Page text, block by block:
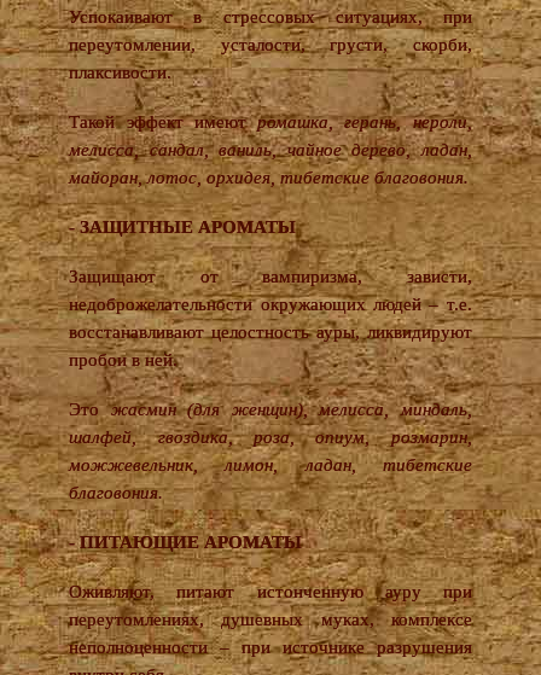
Успокаивают в стрессовых ситуациях, при
переутомлении, усталости, грусти, скорби,
плаксивости.
Такой эффект имеютромашка, герань, нероли,
мелисса, сандал, ваниль, чайное дерево, ладан,
майоран, лотос, орхидея, тибетские благовония.
- ЗАЩИТНЫЕ АРОМАТЫ
Защищают от вампиризма, зависти,
недоброжелательности окружающих людей – т.е.
восстанавливают целостность ауры, ликвидируют
пробои в ней.
Этожасмин (для женщин), мелисса, миндаль,
шалфей, гвоздика, роза, опиум, розмарин,
можжевельник, лимон, ладан, тибетские
благовония.
- ПИТАЮЩИЕ АРОМАТЫ
Оживляют, питают истонченную ауру при
переутомлениях, душевных муках, комплексе
неполноценности – при источнике разрушения